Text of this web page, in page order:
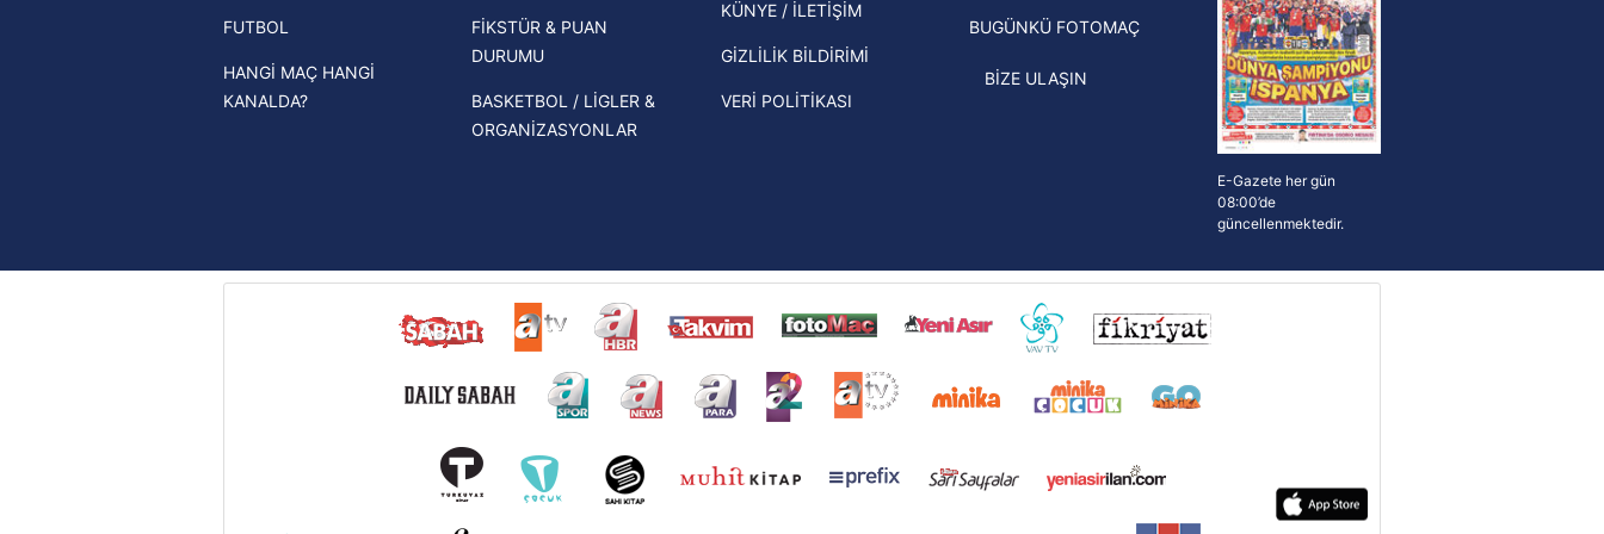
UEFA Şampiyonlar Ligi haberleri
UEFA Avrupa Ligi haberleri
UEFA Konferans Ligi haberleri
Spot ışıkları 2026 Dünya Kupası'ndaki
tartışmalı kararlar sonrası FIFA
yönetiminin üstünde
FUTBOL
HANGİ MAÇ HANGİ
KANALDA?
FİKSTÜR & PUAN
DURUMU
BASKETBOL / LİGLER &
ORGANİZASYONLAR
KÜNYE / İLETİŞİM
GİZLİLİK BİLDİRİMİ
VERİ POLİTİKASI
BUGÜNKÜ FOTOMAÇ
BİZE ULAŞIN
E-Gazete her gün
08:00’de
güncellenmektedir.